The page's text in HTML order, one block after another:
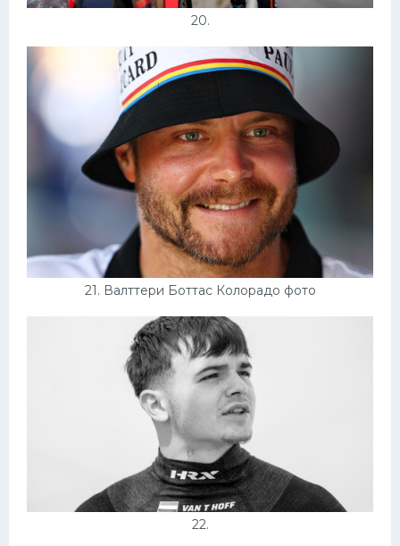
20.
21. Валттери Боттас Колорадо фото
22.